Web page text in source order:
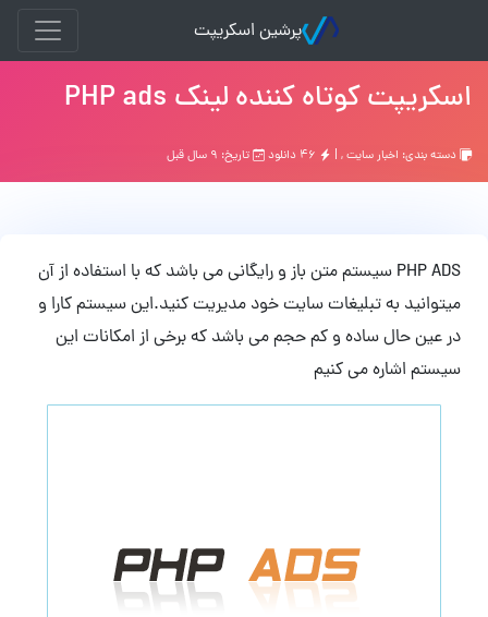
پرشین اسکریپت
اسکریپت کوتاه کننده لینک PHP ads
دسته بندی: اخبار سایت, | تاریخ: ۹ سال قبل
PHP ADS سیستم متن باز و رایگانی می باشد که با استفاده از آن
میتوانید به تبلیغات سایت خود مدیریت کنید.این سیستم کارا و
در عین حال ساده و کم حجم می باشد که برخی از امکانات این
سیستم اشاره می کنیم